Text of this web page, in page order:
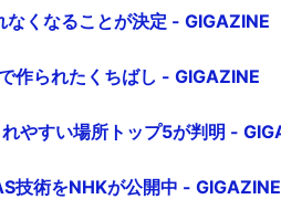
くなることが決定 - GIGAZINE
作られたくちばし - GIGAZINE
やすい場所トップ5が判明 -
技術をNHKが公開中 - GIGAZINE